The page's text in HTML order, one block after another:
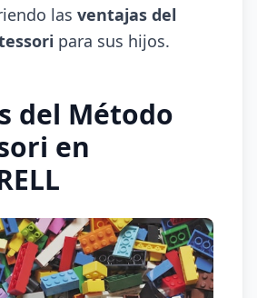
las ventajas del
para sus hijos.
del Método
en